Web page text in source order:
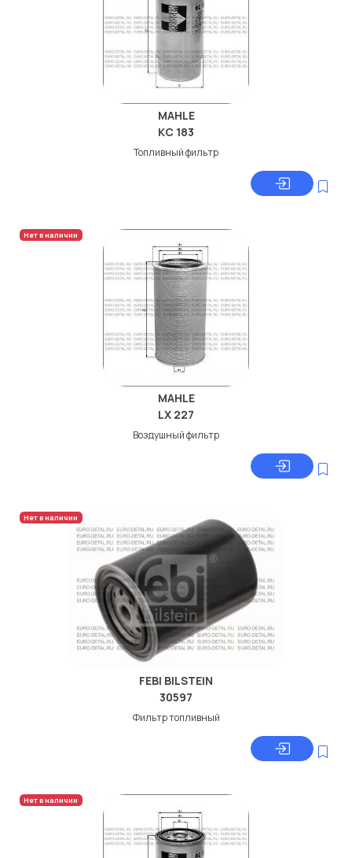
MAHLE
KC 183
Топливный фильтр
Нет в наличии
MAHLE
LX 227
Воздушный фильтр
Нет в наличии
FEBI BILSTEIN
30597
Фильтр топливный
Нет в наличии